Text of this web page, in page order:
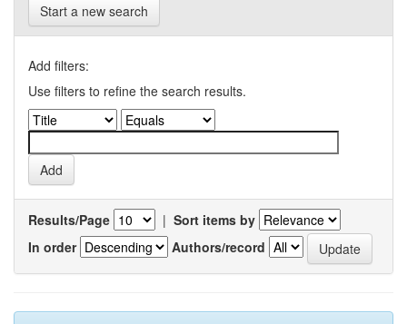
Start a new search
Add filters:
Use filters to refine the search results.
Results/Page | Sort items by
In order
Authors/record